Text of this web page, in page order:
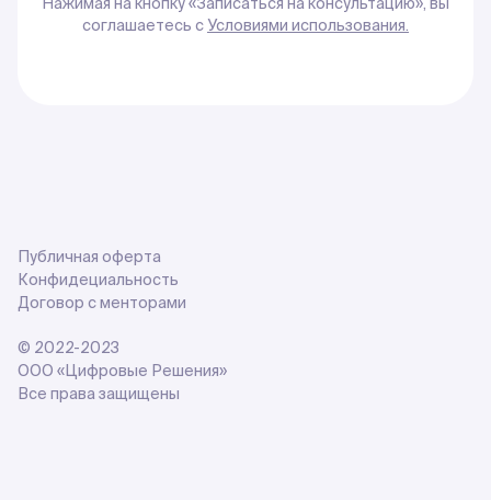
соглашаетесь сУсловиями использования.
Публичная оферта
Конфидециальность
Договор с менторами
© 2022-2023
ООО «Цифровые Решения»
Все права защищены